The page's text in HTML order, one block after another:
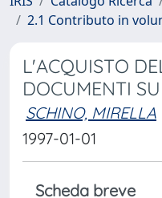
2.1 Contributo in
L'ACQUISTO
DOCUMENTI
SCHINO, MIRELLA
1997-01-01
Scheda breve